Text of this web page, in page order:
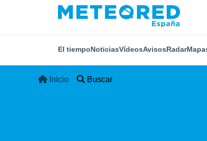
El tiempoNoticiasVídeosAvisosRadar
Inicio Buscar